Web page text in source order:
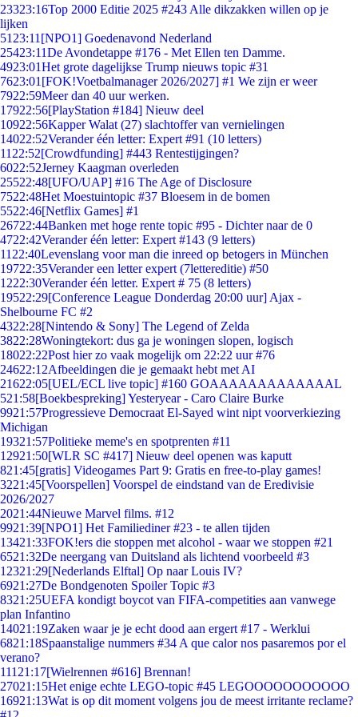
23323:16Top 2000 Editie 2025 #243 Alle dikzakken willen op je
lijken
51 23:11 [NPO1] Goedenavond Nederland
25423:11De Avondetappe #176 - Met Ellen ten Damme.
4923:01Het grote dagelijkse Trump nieuws topic #31
7623:01 [FOK!Voetbalmanager 2026/2027] #1 We zijn er weer
7922:59Meer dan 40 uur werken.
17922:56[PlayStation #184] Nieuw deel
10922:56Kapper Walat (27) slachtoffer van vernielingen
14022:52Verander één letter: Expert #91 (10 letters)
11 22:52[Crowdfunding] #443 Rentestijgingen?
6022:52Jerney Kaagman overleden
25522:48[UFO/UAP] #16 The Age of Disclosure
7522:48Het Moestuintopic #37 Bloesem in de bomen
5522:46[Netflix Games] #1
26722:44Banken met hoge rente topic #95 - Dichter naar de 0
4722:42Verander één letter: Expert #143 (9 letters)
11 22:40Levenslang voor man die inreed op betogers in München
19722:35Verander een letter expert (7lettereditie) #50
1222:30Verander één letter. Expert # 75 (8 letters)
19522:29[Conference League Donderdag 20:00 uur] Ajax -
Shelbourne FC #2
4322:28[Nintendo & Sony] The Legend of Zelda
3822:28Woningtekort: dus ga je woningen slopen, logisch
18022:22Post hier zo vaak mogelijk om 22:22 uur #76
24622:12Afbeeldingen die je gemaakt hebt met AI
21622:05[UEL/ECL live topic] #160 GOAAAAAAAAAAAAAL
521:58[Boekbespreking] Yesteryear - Caro Claire Burke
9921:57Progressieve Democraat El-Sayed wint nipt voorverkiezing
Michigan
19321:57Politieke meme's en spotprenten #11
12921:50[WLR SC #417] Nieuw deel openen was kaputt
821:45[gratis] Videogames Part 9: Gratis en free-to-play games!
3221:45[Voorspellen] Voorspel de eindstand van de Eredivisie
2026/2027
2021:44Nieuwe Marvel films. #12
9921:39[NPO1] Het Familiediner #23 - te allen tijden
13421:33FOK!ers die stoppen met alcohol - waar we stoppen #21
6521:32De neergang van Duitsland als lichtend voorbeeld #3
12321:29[Nederlands Elftal] Op naar Louis IV?
6921:27De Bondgenoten Spoiler Topic #3
8321:25UEFA kondigt boycot van FIFA-competities aan vanwege
plan Infantino
14021:19Zaken waar je je echt dood aan ergert #17 - Werklui
6821:18Spaanstalige nummers #34 A que calor nos pasaremos por el
verano?
111 21:17[Wielrennen #616] Brennan!
27021:15Het enige echte LEGO-topic #45 LEGOOOOOOOOOOO
16921:13Wat is op dit moment volgens jou de meest irritante reclame?